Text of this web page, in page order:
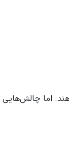
اما چالش‌هایی